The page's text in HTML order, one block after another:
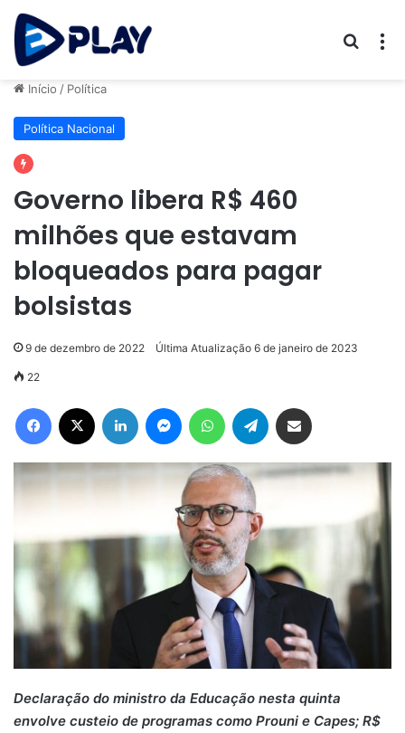
Início / Política
Política Nacional
Governo libera R$ 460
milhões que estavam
bloqueados para pagar
bolsistas
9 de dezembro de 2022 Última Atualização 6 de janeiro de 2023
22
Facebook Linkedin MessengerWhatsAppTelegram
Declaração do ministro da Educação nesta quinta
envolve custeio de programas como Prouni e Capes; R$